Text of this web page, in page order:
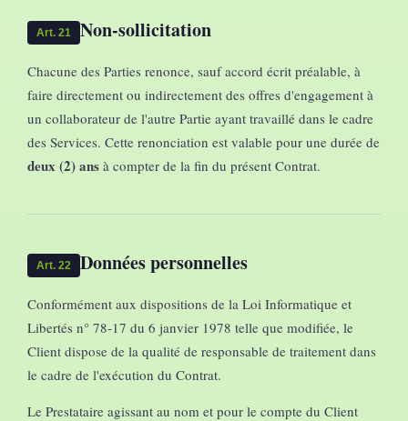
Art. 21 Non-sollicitation
Chacune des Parties renonce, sauf accord écrit préalable, à
faire directement ou indirectement des offres d'engagement à
un collaborateur de l'autre Partie ayant travaillé dans le cadre
des Services. Cette renonciation est valable pour une durée de
deux (2) ans à compter de la fin du présent Contrat.
Art. 22 Données personnelles
Conformément aux dispositions de la Loi Informatique et
Libertés n° 78-17 du 6 janvier 1978 telle que modifiée, le
Client dispose de la qualité de responsable de traitement dans
le cadre de l'exécution du Contrat.
Le Prestataire agissant au nom et pour le compte du Client